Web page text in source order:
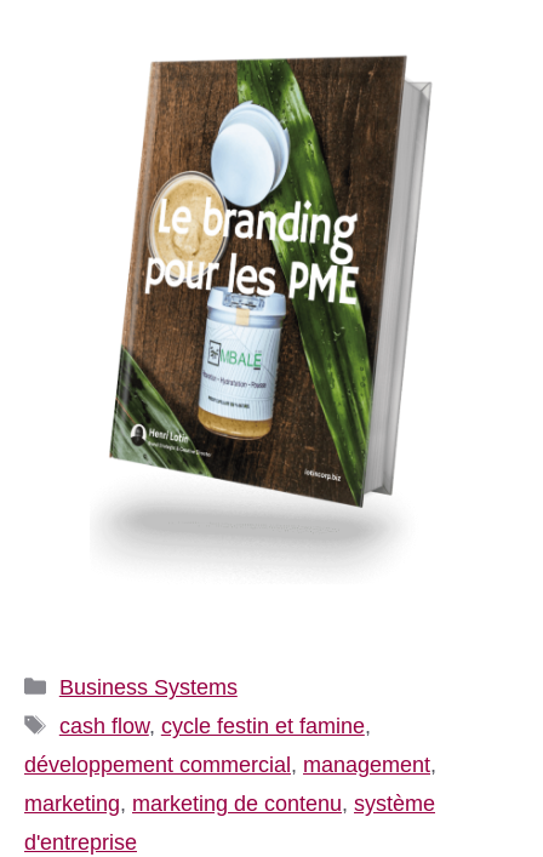
Catégories
Business Systems
Étiquettes
cash flow, cycle festin et famine,
développement commercial , management,
marketing, marketing de contenu, système
d'entreprise